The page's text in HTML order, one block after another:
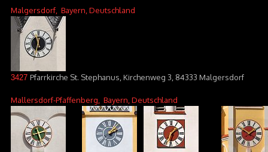
Malgersdorf , Bayern, Deutschland
3427 Pfarrkirche St. Stephanus, Kirchenweg 3, 84333 Malgersdorf
Mallersdorf-Pfaffenberg , Bayern, Deutschland